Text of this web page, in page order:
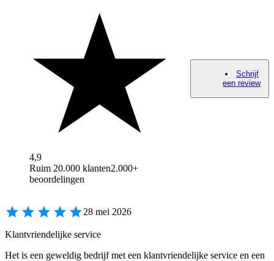
4,9
Ruim 20.000 klanten2.000+
beoordelingen
Schrijf
een review
28 mei 2026
Klantvriendelijke service
Het is een geweldig bedrijf met een klantvriendelijke service en een